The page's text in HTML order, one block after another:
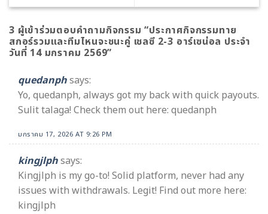
3 ผู้เข้าร่วมตอบคำถามกิจกรรม “ประกาศกิจกรรมทาย
สกอร์รวมและทีมไหนจะชนะคู่ เชลซี 2-3 อาร์เซน่อล ประจำ
วันที่ 14 มกราคม 2569”
quedanphsays:
Yo, quedanph, always got my back with quick payouts.
Sulit talaga! Check them out here: quedanph
มกราคม 17, 2026 AT 9:26 PM
kingjlphsays:
Kingjlph is my go-to! Solid platform, never had any
issues with withdrawals. Legit! Find out more here:
kingjlph